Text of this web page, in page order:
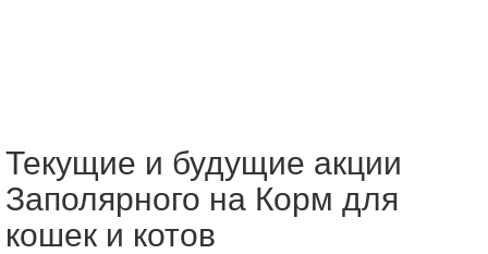
Текущие и будущие акции
Заполярного на Корм для
кошек и котов